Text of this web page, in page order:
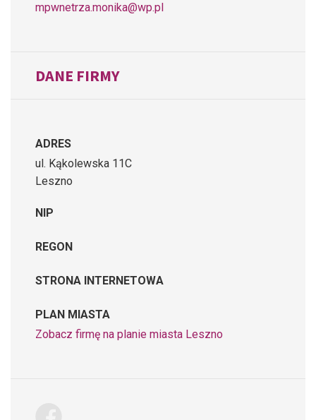
mpwnetrza.monika@wp.pl
DANE FIRMY
ADRES
ul. Kąkolewska 11C
Leszno
NIP
REGON
STRONA INTERNETOWA
PLAN MIASTA
Zobacz firmę na planie miasta Leszno